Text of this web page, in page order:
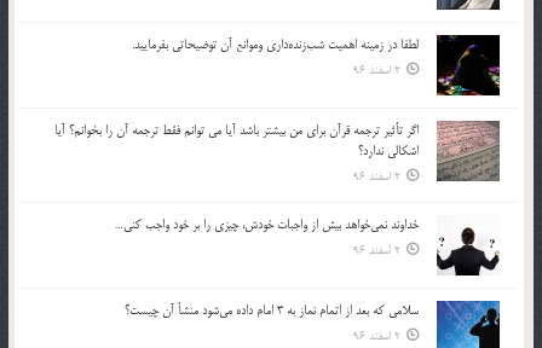
لطفا در زمينه اهميت شب‌زنده‌داري وموانع آن توضيحاتي بفرماييد.
2 اسفند 96
اگر تأثير ترجمه قرآن براي من بيشتر باشد آيا مي توانم فقط ترجمه آن را بخوانم؟ آيا
اشكالي ندارد؟
2 اسفند 96
خداوند نمي‌خواهد بيش از واجبات خودش، چيزي را بر خود واجب كني…
2 اسفند 96
سلامي كه بعد از اتمام نماز به 3 امام داده مي‌شود منشأ آن چيست؟
2 اسفند 96